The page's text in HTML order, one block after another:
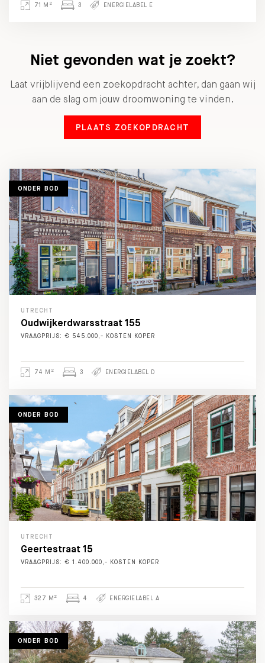
71 M 2 3 ENERGIELABEL E
Niet gevonden wat je zoekt?
Laat vrijblijvend een zoekopdracht achter, dan gaan wij
aan de slag om jouw droomwoning te vinden.
PLAATS ZOEKOPDRACHT
ONDER BOD
UTRECHT
Oudwijkerdwarsstraat 155
VRAAGPRIJS: € 545.000,- KOSTEN KOPER
74 M 2 3 ENERGIELABEL D
ONDER BOD
UTRECHT
Geertestraat 15
VRAAGPRIJS: € 1.400.000,- KOSTEN KOPER
327 M 2 4 ENERGIELABEL A
ONDER BOD